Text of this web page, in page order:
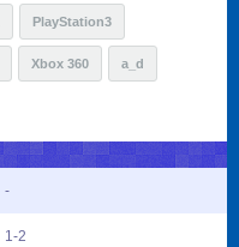
PlayStation3
Xbox 360 a_d
-
1-2